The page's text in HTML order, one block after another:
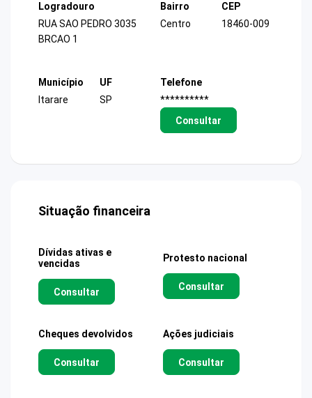
Logradouro
RUA SAO PEDRO 3035
BRCAO 1
Bairro
Centro
CEP
18460-009
Município
Itarare
UF
SP
Telefone
**********
Consultar
Situação financeira
Dívidas ativas e
vencidas
Consultar
Protesto nacional
Consultar
Cheques devolvidos
Consultar
Ações judiciais
Consultar